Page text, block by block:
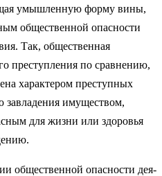
умышленную форму вины,
общественной опасности
Так, общественная
преступления по сравнению,
характером преступных
завладения имуществом,
для жизни или здоровья
общественной опасности дея­